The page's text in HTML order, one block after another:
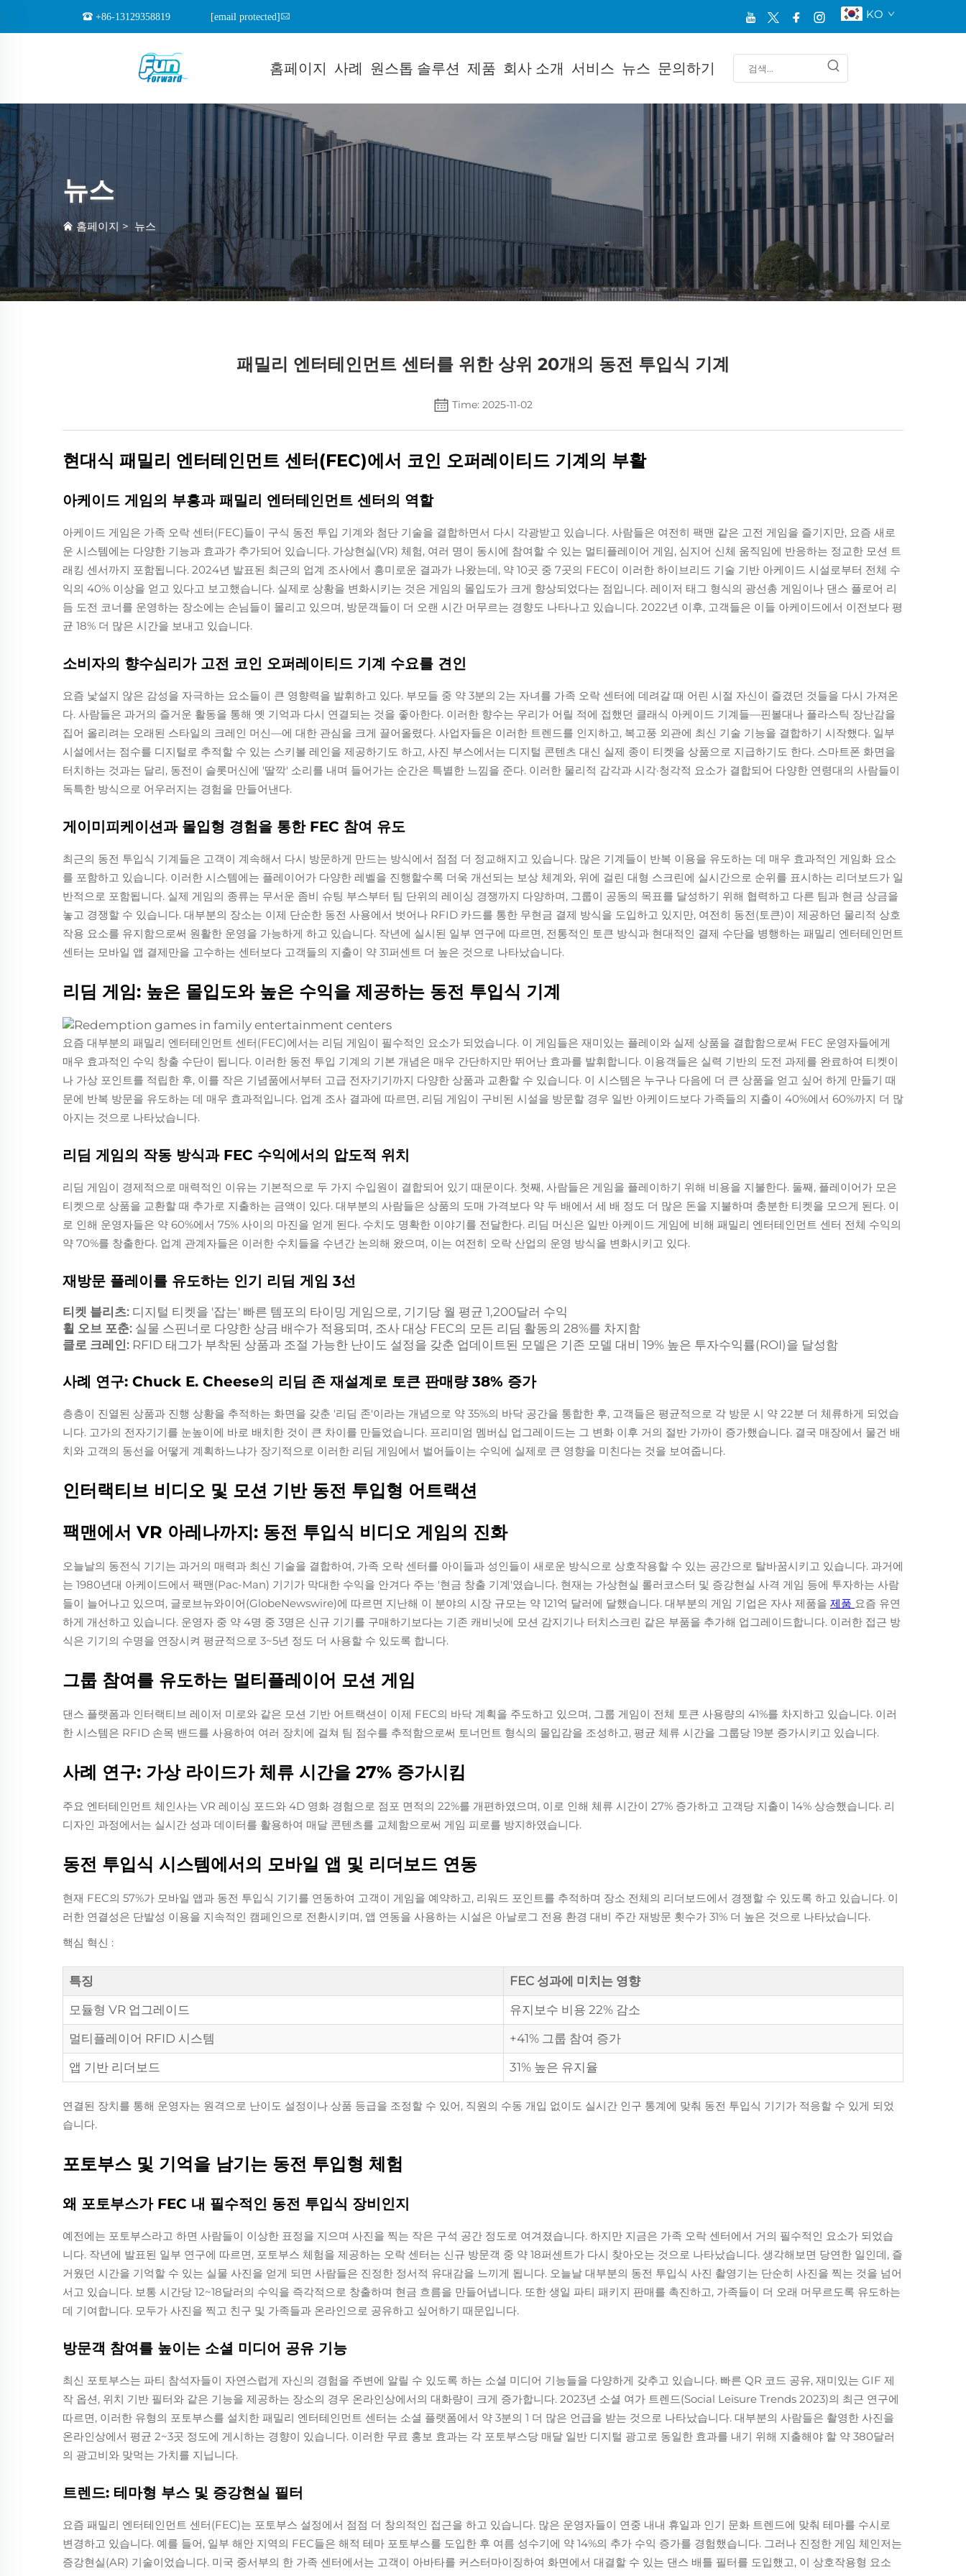
+86-13129358819 [email protected] KO
홈페이지 사례 원스톱 솔루션 제품 회사 소개 서비스 뉴스 문의하기
뉴스
홈페이지 > 뉴스
패밀리 엔터테인먼트 센터를 위한 상위 20개의 동전 투입식 기계
Time: 2025-11-02
현대식 패밀리 엔터테인먼트 센터(FEC)에서 코인 오퍼레이티드 기계의 부활
아케이드 게임의 부흥과 패밀리 엔터테인먼트 센터의 역할
아케이드 게임은 가족 오락 센터(FEC)들이 구식 동전 투입 기계와 첨단 기술을 결합하면서 다시 각광받고 있습니다. 사람들은 여전히 팩맨 같은 고전 게임을 즐기지만, 요즘 새로
운 시스템에는 다양한 기능과 효과가 추가되어 있습니다. 가상현실(VR) 체험, 여러 명이 동시에 참여할 수 있는 멀티플레이어 게임, 심지어 신체 움직임에 반응하는 정교한 모션 트
래킹 센서까지 포함됩니다. 2024년 발표된 최근의 업계 조사에서 흥미로운 결과가 나왔는데, 약 10곳 중 7곳의 FEC이 이러한 하이브리드 기술 기반 아케이드 시설로부터 전체 수
익의 40% 이상을 얻고 있다고 보고했습니다. 실제로 상황을 변화시키는 것은 게임의 몰입도가 크게 향상되었다는 점입니다. 레이저 태그 형식의 광선총 게임이나 댄스 플로어 리
듬 도전 코너를 운영하는 장소에는 손님들이 몰리고 있으며, 방문객들이 더 오랜 시간 머무르는 경향도 나타나고 있습니다. 2022년 이후, 고객들은 이들 아케이드에서 이전보다 평
균 18% 더 많은 시간을 보내고 있습니다.
소비자의 향수심리가 고전 코인 오퍼레이티드 기계 수요를 견인
요즘 낯설지 않은 감성을 자극하는 요소들이 큰 영향력을 발휘하고 있다. 부모들 중 약 3분의 2는 자녀를 가족 오락 센터에 데려갈 때 어린 시절 자신이 즐겼던 것들을 다시 가져온
다. 사람들은 과거의 즐거운 활동을 통해 옛 기억과 다시 연결되는 것을 좋아한다. 이러한 향수는 우리가 어릴 적에 접했던 클래식 아케이드 기계들—핀볼대나 플라스틱 장난감을
집어 올리려는 오래된 스타일의 크레인 머신—에 대한 관심을 크게 끌어올렸다. 사업자들은 이러한 트렌드를 인지하고, 복고풍 외관에 최신 기술 기능을 결합하기 시작했다. 일부
시설에서는 점수를 디지털로 추적할 수 있는 스키볼 레인을 제공하기도 하고, 사진 부스에서는 디지털 콘텐츠 대신 실제 종이 티켓을 상품으로 지급하기도 한다. 스마트폰 화면을
터치하는 것과는 달리, 동전이 슬롯머신에 '딸깍' 소리를 내며 들어가는 순간은 특별한 느낌을 준다. 이러한 물리적 감각과 시각·청각적 요소가 결합되어 다양한 연령대의 사람들이
독특한 방식으로 어우러지는 경험을 만들어낸다.
게이미피케이션과 몰입형 경험을 통한 FEC 참여 유도
최근의 동전 투입식 기계들은 고객이 계속해서 다시 방문하게 만드는 방식에서 점점 더 정교해지고 있습니다. 많은 기계들이 반복 이용을 유도하는 데 매우 효과적인 게임화 요소
를 포함하고 있습니다. 이러한 시스템에는 플레이어가 다양한 레벨을 진행할수록 더욱 개선되는 보상 체계와, 위에 걸린 대형 스크린에 실시간으로 순위를 표시하는 리더보드가 일
반적으로 포함됩니다. 실제 게임의 종류는 무서운 좀비 슈팅 부스부터 팀 단위의 레이싱 경쟁까지 다양하며, 그룹이 공동의 목표를 달성하기 위해 협력하고 다른 팀과 현금 상금을
놓고 경쟁할 수 있습니다. 대부분의 장소는 이제 단순한 동전 사용에서 벗어나 RFID 카드를 통한 무현금 결제 방식을 도입하고 있지만, 여전히 동전(토큰)이 제공하던 물리적 상호
작용 요소를 유지함으로써 원활한 운영을 가능하게 하고 있습니다. 작년에 실시된 일부 연구에 따르면, 전통적인 토큰 방식과 현대적인 결제 수단을 병행하는 패밀리 엔터테인먼트
센터는 모바일 앱 결제만을 고수하는 센터보다 고객들의 지출이 약 31퍼센트 더 높은 것으로 나타났습니다.
리딤 게임: 높은 몰입도와 높은 수익을 제공하는 동전 투입식 기계
요즘 대부분의 패밀리 엔터테인먼트 센터(FEC)에서는 리딤 게임이 필수적인 요소가 되었습니다. 이 게임들은 재미있는 플레이와 실제 상품을 결합함으로써 FEC 운영자들에게
매우 효과적인 수익 창출 수단이 됩니다. 이러한 동전 투입 기계의 기본 개념은 매우 간단하지만 뛰어난 효과를 발휘합니다. 이용객들은 실력 기반의 도전 과제를 완료하여 티켓이
나 가상 포인트를 적립한 후, 이를 작은 기념품에서부터 고급 전자기기까지 다양한 상품과 교환할 수 있습니다. 이 시스템은 누구나 다음에 더 큰 상품을 얻고 싶어 하게 만들기 때
문에 반복 방문을 유도하는 데 매우 효과적입니다. 업계 조사 결과에 따르면, 리딤 게임이 구비된 시설을 방문할 경우 일반 아케이드보다 가족들의 지출이 40%에서 60%까지 더 많
아지는 것으로 나타났습니다.
리딤 게임의 작동 방식과 FEC 수익에서의 압도적 위치
리딤 게임이 경제적으로 매력적인 이유는 기본적으로 두 가지 수입원이 결합되어 있기 때문이다. 첫째, 사람들은 게임을 플레이하기 위해 비용을 지불한다. 둘째, 플레이어가 모은
티켓으로 상품을 교환할 때 추가로 지출하는 금액이 있다. 대부분의 사람들은 상품의 도매 가격보다 약 두 배에서 세 배 정도 더 많은 돈을 지불하며 충분한 티켓을 모으게 된다. 이
로 인해 운영자들은 약 60%에서 75% 사이의 마진을 얻게 된다. 수치도 명확한 이야기를 전달한다. 리딤 머신은 일반 아케이드 게임에 비해 패밀리 엔터테인먼트 센터 전체 수익의
약 70%를 창출한다. 업계 관계자들은 이러한 수치들을 수년간 논의해 왔으며, 이는 여전히 오락 산업의 운영 방식을 변화시키고 있다.
재방문 플레이를 유도하는 인기 리딤 게임 3선
티켓 블리츠: 디지털 티켓을 '잡는' 빠른 템포의 타이밍 게임으로, 기기당 월 평균 1,200달러 수익
휠 오브 포춘: 실물 스핀너로 다양한 상금 배수가 적용되며, 조사 대상 FEC의 모든 리딤 활동의 28%를 차지함
클로 크레인: RFID 태그가 부착된 상품과 조절 가능한 난이도 설정을 갖춘 업데이트된 모델은 기존 모델 대비 19% 높은 투자수익률(ROI)을 달성함
사례 연구: Chuck E. Cheese의 리딤 존 재설계로 토큰 판매량 38% 증가
층층이 진열된 상품과 진행 상황을 추적하는 화면을 갖춘 '리딤 존'이라는 개념으로 약 35%의 바닥 공간을 통합한 후, 고객들은 평균적으로 각 방문 시 약 22분 더 체류하게 되었습
니다. 고가의 전자기기를 눈높이에 바로 배치한 것이 큰 차이를 만들었습니다. 프리미엄 멤버십 업그레이드는 그 변화 이후 거의 절반 가까이 증가했습니다. 결국 매장에서 물건 배
치와 고객의 동선을 어떻게 계획하느냐가 장기적으로 이러한 리딤 게임에서 벌어들이는 수익에 실제로 큰 영향을 미친다는 것을 보여줍니다.
인터랙티브 비디오 및 모션 기반 동전 투입형 어트랙션
팩맨에서 VR 아레나까지: 동전 투입식 비디오 게임의 진화
오늘날의 동전식 기기는 과거의 매력과 최신 기술을 결합하여, 가족 오락 센터를 아이들과 성인들이 새로운 방식으로 상호작용할 수 있는 공간으로 탈바꿈시키고 있습니다. 과거에
는 1980년대 아케이드에서 팩맨(Pac-Man) 기기가 막대한 수익을 안겨다 주는 '현금 창출 기계'였습니다. 현재는 가상현실 롤러코스터 및 증강현실 사격 게임 등에 투자하는 사람
들이 늘어나고 있으며, 글로브뉴와이어(GlobeNewswire)에 따르면 지난해 이 분야의 시장 규모는 약 121억 달러에 달했습니다. 대부분의 게임 기업은 자사 제품을 제품 요즘 유연
하게 개선하고 있습니다. 운영자 중 약 4명 중 3명은 신규 기기를 구매하기보다는 기존 캐비닛에 모션 감지기나 터치스크린 같은 부품을 추가해 업그레이드합니다. 이러한 접근 방
식은 기기의 수명을 연장시켜 평균적으로 3~5년 정도 더 사용할 수 있도록 합니다.
그룹 참여를 유도하는 멀티플레이어 모션 게임
댄스 플랫폼과 인터랙티브 레이저 미로와 같은 모션 기반 어트랙션이 이제 FEC의 바닥 계획을 주도하고 있으며, 그룹 게임이 전체 토큰 사용량의 41%를 차지하고 있습니다. 이러
한 시스템은 RFID 손목 밴드를 사용하여 여러 장치에 걸쳐 팀 점수를 추적함으로써 토너먼트 형식의 몰입감을 조성하고, 평균 체류 시간을 그룹당 19분 증가시키고 있습니다.
사례 연구: 가상 라이드가 체류 시간을 27% 증가시킴
주요 엔터테인먼트 체인사는 VR 레이싱 포드와 4D 영화 경험으로 점포 면적의 22%를 개편하였으며, 이로 인해 체류 시간이 27% 증가하고 고객당 지출이 14% 상승했습니다. 리
디자인 과정에서는 실시간 성과 데이터를 활용하여 매달 콘텐츠를 교체함으로써 게임 피로를 방지하였습니다.
동전 투입식 시스템에서의 모바일 앱 및 리더보드 연동
현재 FEC의 57%가 모바일 앱과 동전 투입식 기기를 연동하여 고객이 게임을 예약하고, 리워드 포인트를 추적하며 장소 전체의 리더보드에서 경쟁할 수 있도록 하고 있습니다. 이
러한 연결성은 단발성 이용을 지속적인 캠페인으로 전환시키며, 앱 연동을 사용하는 시설은 아날로그 전용 환경 대비 주간 재방문 횟수가 31% 더 높은 것으로 나타났습니다.
핵심 혁신 :
특징
FEC 성과에 미치는 영향
모듈형 VR 업그레이드
유지보수 비용 22% 감소
멀티플레이어 RFID 시스템
+41% 그룹 참여 증가
앱 기반 리더보드
31% 높은 유지율
연결된 장치를 통해 운영자는 원격으로 난이도 설정이나 상품 등급을 조정할 수 있어, 직원의 수동 개입 없이도 실시간 인구 통계에 맞춰 동전 투입식 기기가 적응할 수 있게 되었
습니다.
포토부스 및 기억을 남기는 동전 투입형 체험
왜 포토부스가 FEC 내 필수적인 동전 투입식 장비인지
예전에는 포토부스라고 하면 사람들이 이상한 표정을 지으며 사진을 찍는 작은 구석 공간 정도로 여겨졌습니다. 하지만 지금은 가족 오락 센터에서 거의 필수적인 요소가 되었습
니다. 작년에 발표된 일부 연구에 따르면, 포토부스 체험을 제공하는 오락 센터는 신규 방문객 중 약 18퍼센트가 다시 찾아오는 것으로 나타났습니다. 생각해보면 당연한 일인데, 즐
거웠던 시간을 기억할 수 있는 실물 사진을 얻게 되면 사람들은 진정한 정서적 유대감을 느끼게 됩니다. 오늘날 대부분의 동전 투입식 사진 촬영기는 단순히 사진을 찍는 것을 넘어
서고 있습니다. 보통 시간당 12~18달러의 수익을 즉각적으로 창출하며 현금 흐름을 만들어냅니다. 또한 생일 파티 패키지 판매를 촉진하고, 가족들이 더 오래 머무르도록 유도하는
데 기여합니다. 모두가 사진을 찍고 친구 및 가족들과 온라인으로 공유하고 싶어하기 때문입니다.
방문객 참여를 높이는 소셜 미디어 공유 기능
최신 포토부스는 파티 참석자들이 자연스럽게 자신의 경험을 주변에 알릴 수 있도록 하는 소셜 미디어 기능들을 다양하게 갖추고 있습니다. 빠른 QR 코드 공유, 재미있는 GIF 제
작 옵션, 위치 기반 필터와 같은 기능을 제공하는 장소의 경우 온라인상에서의 대화량이 크게 증가합니다. 2023년 소셜 여가 트렌드(Social Leisure Trends 2023)의 최근 연구에
따르면, 이러한 유형의 포토부스를 설치한 패밀리 엔터테인먼트 센터는 소셜 플랫폼에서 약 3분의 1 더 많은 언급을 받는 것으로 나타났습니다. 대부분의 사람들은 촬영한 사진을
온라인상에서 평균 2~3곳 정도에 게시하는 경향이 있습니다. 이러한 무료 홍보 효과는 각 포토부스당 매달 일반 디지털 광고로 동일한 효과를 내기 위해 지출해야 할 약 380달러
의 광고비와 맞먹는 가치를 지닙니다.
트렌드: 테마형 부스 및 증강현실 필터
요즘 패밀리 엔터테인먼트 센터(FEC)는 포토부스 설정에서 점점 더 창의적인 접근을 하고 있습니다. 많은 운영자들이 연중 내내 휴일과 인기 문화 트렌드에 맞춰 테마를 수시로
변경하고 있습니다. 예를 들어, 일부 해안 지역의 FEC들은 해적 테마 포토부스를 도입한 후 여름 성수기에 약 14%의 추가 수익 증가를 경험했습니다. 그러나 진정한 게임 체인저는
증강현실(AR) 기술이었습니다. 미국 중서부의 한 가족 센터에서는 고객이 아바타를 커스터마이징하여 화면에서 대결할 수 있는 댄스 배틀 필터를 도입했고, 이 상호작용형 요소